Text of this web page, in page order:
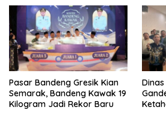
Pasar Bandeng Gresik Kian
Semarak, Bandeng Kawak 19
Kilogram Jadi Rekor Baru
Dinas